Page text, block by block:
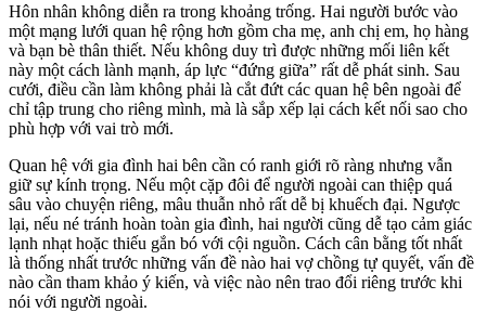
Hôn nhân không diễn ra trong khoảng trống. Hai người bước vào
một mạng lưới quan hệ rộng hơn gồm cha mẹ, anh chị em, họ hàng
và bạn bè thân thiết. Nếu không duy trì được những mối liên kết
này một cách lành mạnh, áp lực “đứng giữa” rất dễ phát sinh. Sau
cưới, điều cần làm không phải là cắt đứt các quan hệ bên ngoài để
chỉ tập trung cho riêng mình, mà là sắp xếp lại cách kết nối sao cho
phù hợp với vai trò mới.
Quan hệ với gia đình hai bên cần có ranh giới rõ ràng nhưng vẫn
giữ sự kính trọng. Nếu một cặp đôi để người ngoài can thiệp quá
sâu vào chuyện riêng, mâu thuẫn nhỏ rất dễ bị khuếch đại. Ngược
lại, nếu né tránh hoàn toàn gia đình, hai người cũng dễ tạo cảm giác
lạnh nhạt hoặc thiếu gắn bó với cội nguồn. Cách cân bằng tốt nhất
là thống nhất trước những vấn đề nào hai vợ chồng tự quyết, vấn đề
nào cần tham khảo ý kiến, và việc nào nên trao đổi riêng trước khi
nói với người ngoài.